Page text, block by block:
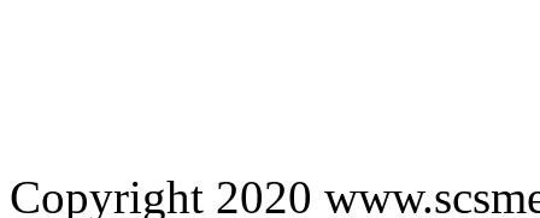
Copyright 2020